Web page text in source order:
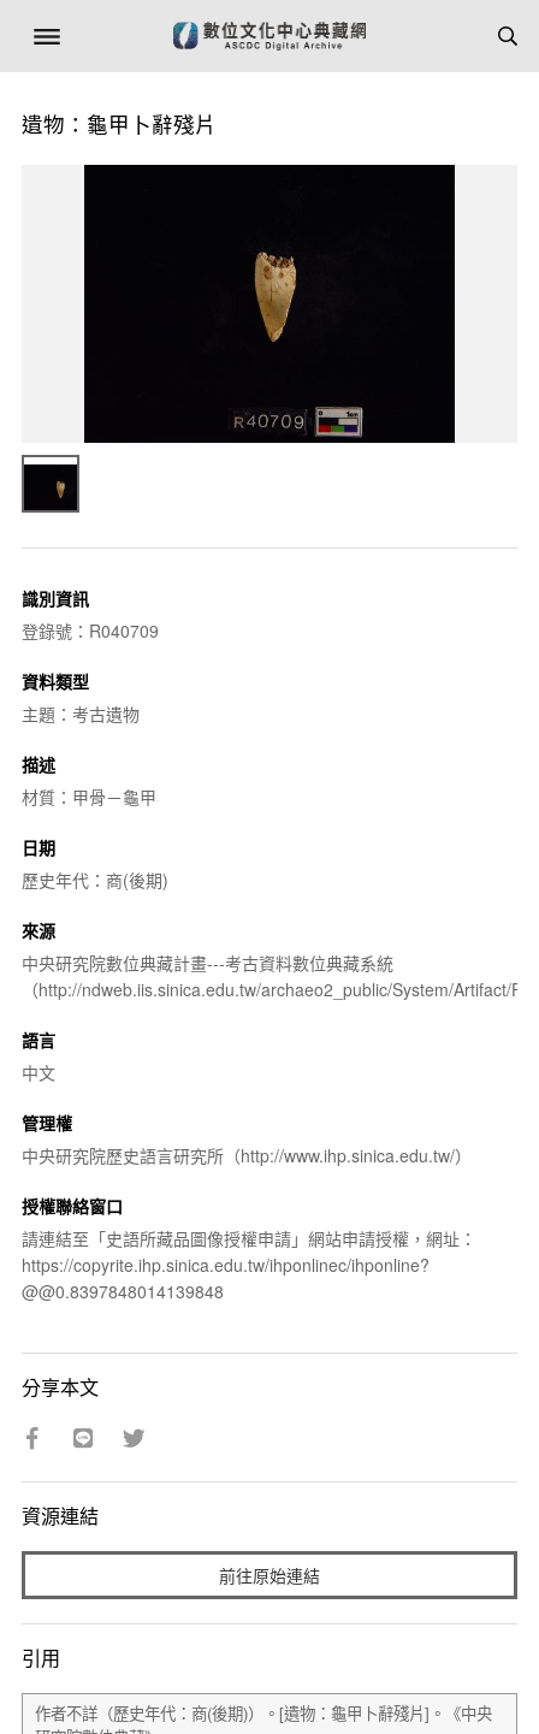
遺物：龜甲卜辭殘片
識別資訊
登錄號：R040709
資料類型
主題：考古遺物
描述
材質：甲骨－龜甲
日期
歷史年代：商(後期)
來源
中央研究院數位典藏計畫---考古資料數位典藏系統
（http://ndweb.iis.sinica.edu.tw/archaeo2_public/System/Artifact/
語言
中文
管理權
中央研究院歷史語言研究所（http://www.ihp.sinica.edu.tw/）
授權聯絡窗口
請連結至「史語所藏品圖像授權申請」網站申請授權，網址：
https://copyrite.ihp.sinica.edu.tw/ihponlinec/ihponline?
@@0.8397848014139848
分享本文
資源連結
前往原始連結
引用